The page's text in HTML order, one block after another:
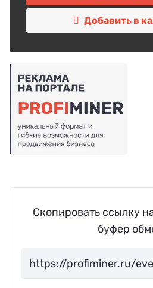
Добавить в
Скопировать ссылку
буфер